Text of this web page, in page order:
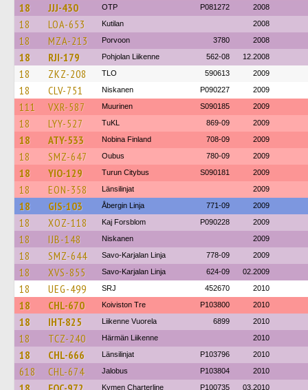
18 JJJ-430 OTP P081272 2008
18 LOA-653 Kutilan 2008
18 MZA-213 Porvoon 3780 2008
18 RJI-179 Pohjolan Liikenne 562-08 12.2008
18 ZKZ-208 TLO 590613 2009
18 CLV-751 Niskanen P090227 2009
111 VXR-587 Muurinen S090185 2009
18 LYY-527 TuKL 869-09 2009
18 ATY-533 Nobina Finland 708-09 2009
18 SMZ-647 Oubus 780-09 2009
18 YIO-129 Turun Citybus S090181 2009
18 EON-358 Länsilinjat 2009
18 GIS-103 Åbergin Linja 771-09 2009
18 XOZ-118 Kaj Forsblom P090228 2009
18 IJB-148 Niskanen 2009
18 SMZ-644 Savo-Karjalan Linja 778-09 2009
18 XVS-855 Savo-Karjalan Linja 624-09 02.2009
18 UEG-499 SRJ 452670 2010
18 CHL-670 Koiviston Tre P103800 2010
18 IHT-825 Liikenne Vuorela 6899 2010
18 TCZ-240 Härmän Liikenne 2010
18 CHL-666 Länsilinjat P103796 2010
618 CHL-674 Jalobus P103804 2010
Kymen Charterline P100735 03.2010